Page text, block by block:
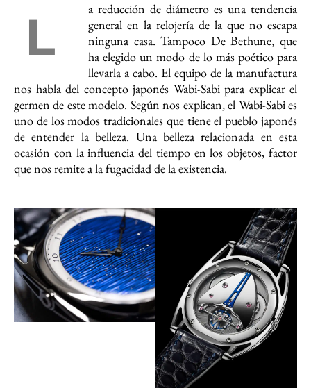
L
a reducción de diámetro es una tendencia
general en la relojería de la que no escapa
ninguna casa. Tampoco De Bethune, que
ha elegido un modo de lo más poético para
llevarla a cabo. El equipo de la manufactura
nos habla del concepto japonés Wabi-Sabi para explicar el
germen de este modelo. Según nos explican, el Wabi-Sabi es
uno de los modos tradicionales que tiene el pueblo japonés
de entender la belleza. Una belleza relacionada en esta
ocasión con la influencia del tiempo en los objetos, factor
que nos remite a la fugacidad de la existencia.